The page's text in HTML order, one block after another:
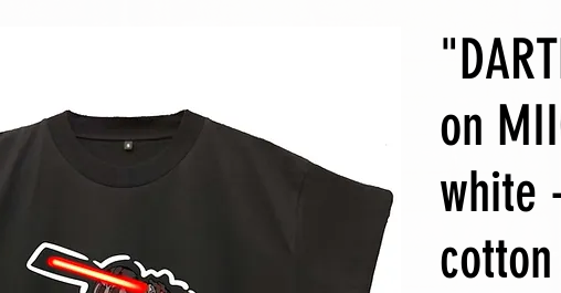
on
white
cotton